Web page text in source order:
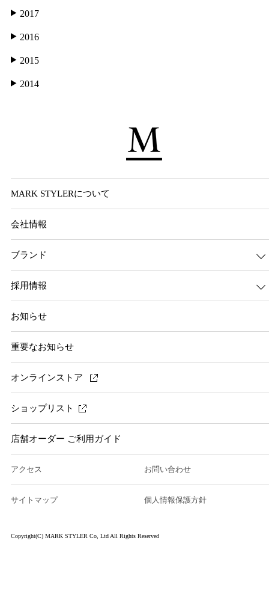
2017
2016
2015
2014
MARK STYLERについて
会社情報
ブランド
採用情報
お知らせ
重要なお知らせ
オンラインストア
ショップリスト
店舗オーダー ご利用ガイド
アクセス お問い合わせ
サイトマップ 個人情報保護方針
Copyright(C) MARK STYLER Co, Ltd All Rights Reserved